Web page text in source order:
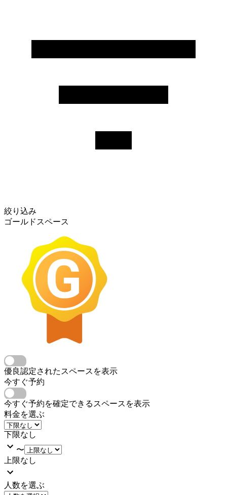
絞り込み
ゴールドスペース
優良認定されたスペースを表示
今すぐ予約
今すぐ予約を確定できるスペースを表示
料金を選ぶ
下限なし
〜
上限なし
人数を選ぶ